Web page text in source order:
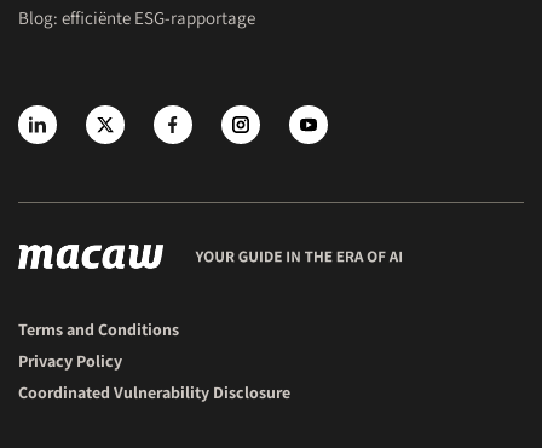
Blog: efficiënte ESG-rapportage
Terms and Conditions
Privacy Policy
Coordinated Vulnerability Disclosure